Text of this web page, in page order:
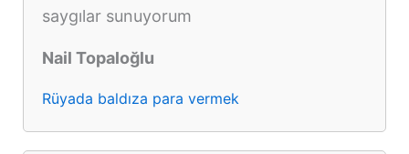
saygılar sunuyorum
Nail Topaloğlu
Rüyada baldıza para vermek